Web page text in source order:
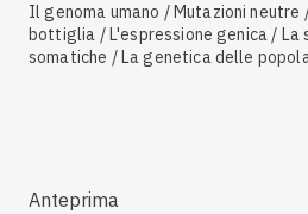
Il genoma umano / Mutazioni
bottiglia / L'espressione genica / La
somatiche / La genetica delle
Anteprima